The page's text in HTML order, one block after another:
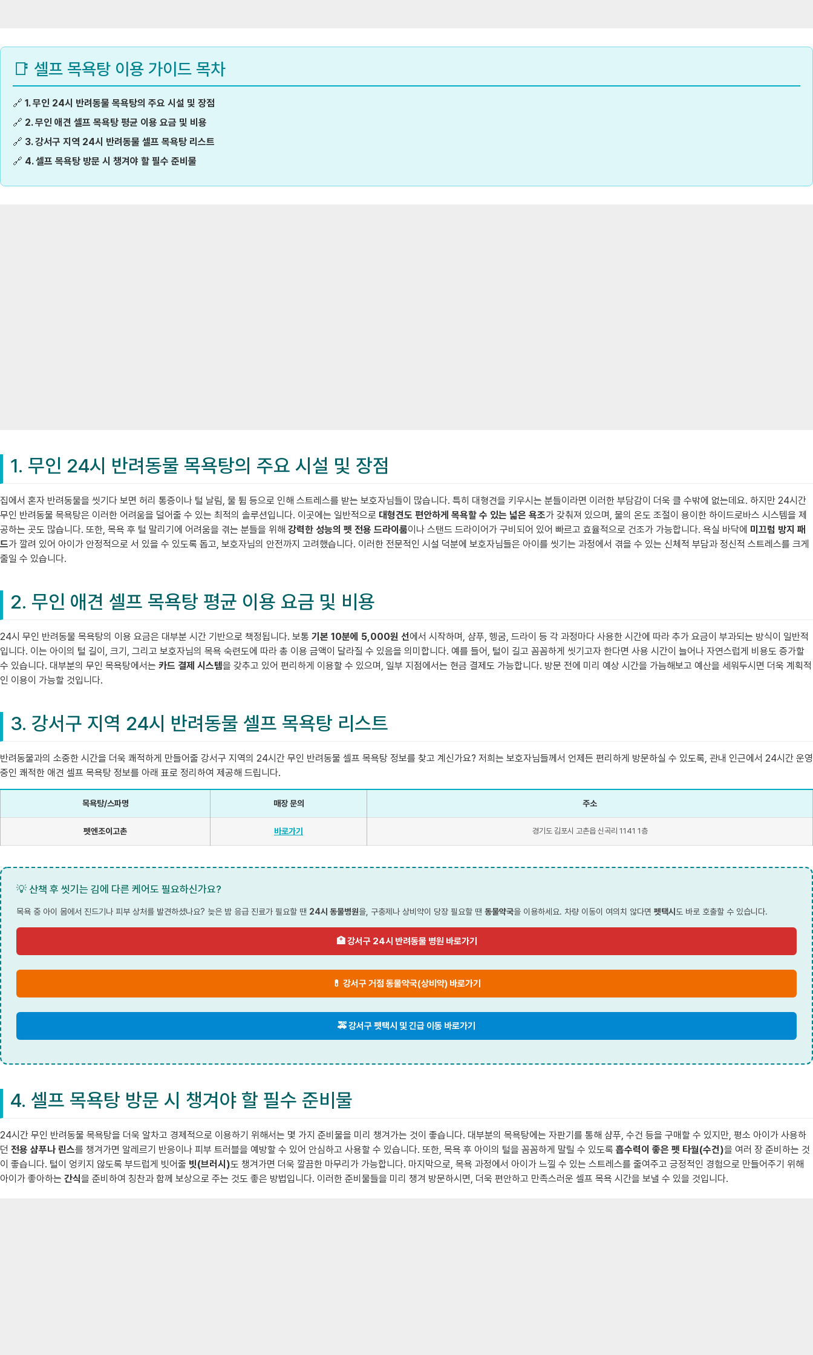
📑 셀프 목욕탕 이용 가이드 목차
🔗 1. 무인 24시 반려동물 목욕탕의 주요 시설 및 장점
🔗 2. 무인 애견 셀프 목욕탕 평균 이용 요금 및 비용
🔗 3. 강서구 지역 24시 반려동물 셀프 목욕탕 리스트
🔗 4. 셀프 목욕탕 방문 시 챙겨야 할 필수 준비물
1. 무인 24시 반려동물 목욕탕의 주요 시설 및 장점
집에서 혼자 반려동물을 씻기다 보면 허리 통증이나 털 날림, 물 튐 등으로 인해 스트레스를 받는 보호자님들이 많습니다. 특히 대형견을 키우시는 분들이라면 이러한 부담감이 더욱 클 수밖에 없는데요. 하지만 24시간
무인 반려동물 목욕탕은 이러한 어려움을 덜어줄 수 있는 최적의 솔루션입니다. 이곳에는 일반적으로 대형견도 편안하게 목욕할 수 있는 넓은 욕조가 갖춰져 있으며, 물의 온도 조절이 용이한 하이드로바스 시스템을 제
공하는 곳도 많습니다. 또한, 목욕 후 털 말리기에 어려움을 겪는 분들을 위해 강력한 성능의 펫 전용 드라이룸이나 스탠드 드라이어가 구비되어 있어 빠르고 효율적으로 건조가 가능합니다. 욕실 바닥에 미끄럼 방지 패
드가 깔려 있어 아이가 안정적으로 서 있을 수 있도록 돕고, 보호자님의 안전까지 고려했습니다. 이러한 전문적인 시설 덕분에 보호자님들은 아이를 씻기는 과정에서 겪을 수 있는 신체적 부담과 정신적 스트레스를 크게
줄일 수 있습니다.
2. 무인 애견 셀프 목욕탕 평균 이용 요금 및 비용
24시 무인 반려동물 목욕탕의 이용 요금은 대부분 시간 기반으로 책정됩니다. 보통 기본 10분에 5,000원 선에서 시작하며, 샴푸, 헹굼, 드라이 등 각 과정마다 사용한 시간에 따라 추가 요금이 부과되는 방식이 일반적
입니다. 이는 아이의 털 길이, 크기, 그리고 보호자님의 목욕 숙련도에 따라 총 이용 금액이 달라질 수 있음을 의미합니다. 예를 들어, 털이 길고 꼼꼼하게 씻기고자 한다면 사용 시간이 늘어나 자연스럽게 비용도 증가할
수 있습니다. 대부분의 무인 목욕탕에서는 카드 결제 시스템을 갖추고 있어 편리하게 이용할 수 있으며, 일부 지점에서는 현금 결제도 가능합니다. 방문 전에 미리 예상 시간을 가늠해보고 예산을 세워두시면 더욱 계획적
인 이용이 가능할 것입니다.
3. 강서구 지역 24시 반려동물 셀프 목욕탕 리스트
반려동물과의 소중한 시간을 더욱 쾌적하게 만들어줄 강서구 지역의 24시간 무인 반려동물 셀프 목욕탕 정보를 찾고 계신가요? 저희는 보호자님들께서 언제든 편리하게 방문하실 수 있도록, 관내 인근에서 24시간 운영
중인 쾌적한 애견 셀프 목욕탕 정보를 아래 표로 정리하여 제공해 드립니다.
목욕탕/스파명 매장 문의 주소
펫엔조이고촌 바로가기 경기도 김포시 고촌읍 신곡리 1141 1층
💡 산책 후 씻기는 김에 다른 케어도 필요하신가요?
목욕 중 아이 몸에서 진드기나 피부 상처를 발견하셨나요? 늦은 밤 응급 진료가 필요할 땐 24시 동물병원을, 구충제나 상비약이 당장 필요할 땐 동물약국을 이용하세요. 차량 이동이 여의치 않다면 펫택시 도 바로 호출할 수 있습니다.
🏥 강서구 24시 반려동물 병원 바로가기
💊 강서구 거점 동물약국(상비약) 바로가기
🚕 강서구 펫택시 및 긴급 이동 바로가기
4. 셀프 목욕탕 방문 시 챙겨야 할 필수 준비물
24시간 무인 반려동물 목욕탕을 더욱 알차고 경제적으로 이용하기 위해서는 몇 가지 준비물을 미리 챙겨가는 것이 좋습니다. 대부분의 목욕탕에는 자판기를 통해 샴푸, 수건 등을 구매할 수 있지만, 평소 아이가 사용하
던 전용 샴푸나 린스를 챙겨가면 알레르기 반응이나 피부 트러블을 예방할 수 있어 안심하고 사용할 수 있습니다. 또한, 목욕 후 아이의 털을 꼼꼼하게 말릴 수 있도록 흡수력이 좋은 펫 타월(수건)을 여러 장 준비하는 것
이 좋습니다. 털이 엉키지 않도록 부드럽게 빗어줄 빗(브러시)도 챙겨가면 더욱 깔끔한 마무리가 가능합니다. 마지막으로, 목욕 과정에서 아이가 느낄 수 있는 스트레스를 줄여주고 긍정적인 경험으로 만들어주기 위해
아이가 좋아하는 간식을 준비하여 칭찬과 함께 보상으로 주는 것도 좋은 방법입니다. 이러한 준비물들을 미리 챙겨 방문하시면, 더욱 편안하고 만족스러운 셀프 목욕 시간을 보낼 수 있을 것입니다.